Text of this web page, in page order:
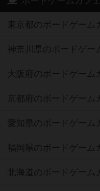
東京都のボードゲーム
神奈川県のボードゲー
大阪府のボードゲーム
京都府のボードゲーム
愛知県のボードゲーム
福岡県のボードゲーム
北海道のボードゲーム